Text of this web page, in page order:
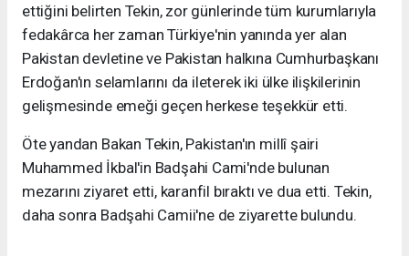
ettiğini belirten Tekin, zor günlerinde tüm kurumlarıyla
fedakârca her zaman Türkiye'nin yanında yer alan
Pakistan devletine ve Pakistan halkına Cumhurbaşkanı
Erdoğan'ın selamlarını da ileterek iki ülke ilişkilerinin
gelişmesinde emeği geçen herkese teşekkür etti.
Öte yandan Bakan Tekin, Pakistan'ın millî şairi
Muhammed İkbal'in Badşahi Cami'nde bulunan
mezarını ziyaret etti, karanfil bıraktı ve dua etti. Tekin,
daha sonra Badşahi Camii'ne de ziyarette bulundu.